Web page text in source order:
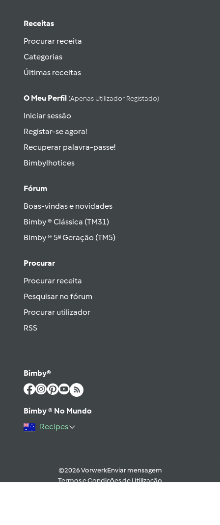
Receitas
Procurar receita
Categorias
Últimas receitas
O Meu Perfil (apenas Utilizador Registado)
Iniciar sessão
Registar-se agora!
Recuperar palavra-passe!
Bimbylhotices
Fórum
Boas-vindas e novidades
Bimby ® Clássica (TM31)
Bimby ® 5ª Geração (TM5)
Procurar
Procurar receita
Pesquisar no fórum
Procurar utilizador
RSS
Bimby®
Bimby ® No Mundo
Recipes
©2026 VorwerkEnviar mensagem
Termos e Condições de Utilização